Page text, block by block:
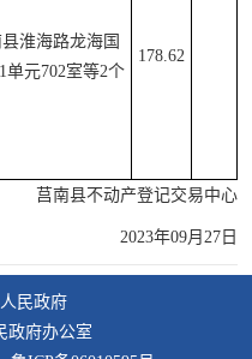
淮海路龙海国
单元702室等2个
178.62
莒南县不动产登记交易中心
2023年09月27日
民政府
政府办公室